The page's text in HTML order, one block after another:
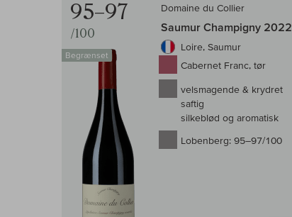
95–97
/100
Begrænset
Domaine du Collier
Saumur Champigny 2022
Loire, Saumur
Cabernet Franc, tør
velsmagende & krydret
saftig
silkeblød og aromatisk
Lobenberg: 95–97/100